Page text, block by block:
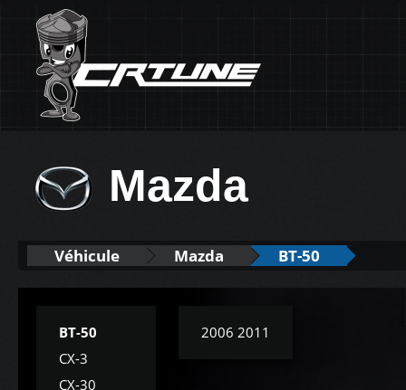
Mazda
Véhicule Mazda BT-50
BT-50
CX-3
CX-30
2006 2011